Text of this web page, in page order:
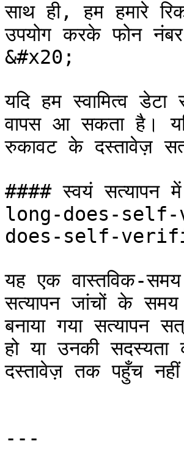
साथ ही, हम हमारे
उपयोग करके फोन
&#x20;
यदि हम स्वामित्व
वापस आ सकता है।
रुकावट के दस्तावेज़
#### स्वयं
long-does-
does-self-
यह एक वास्तविक-
सत्यापन जांचों के समय
बनाया गया सत्यापन
हो या उनकी
दस्तावेज़ तक पहुँच
---